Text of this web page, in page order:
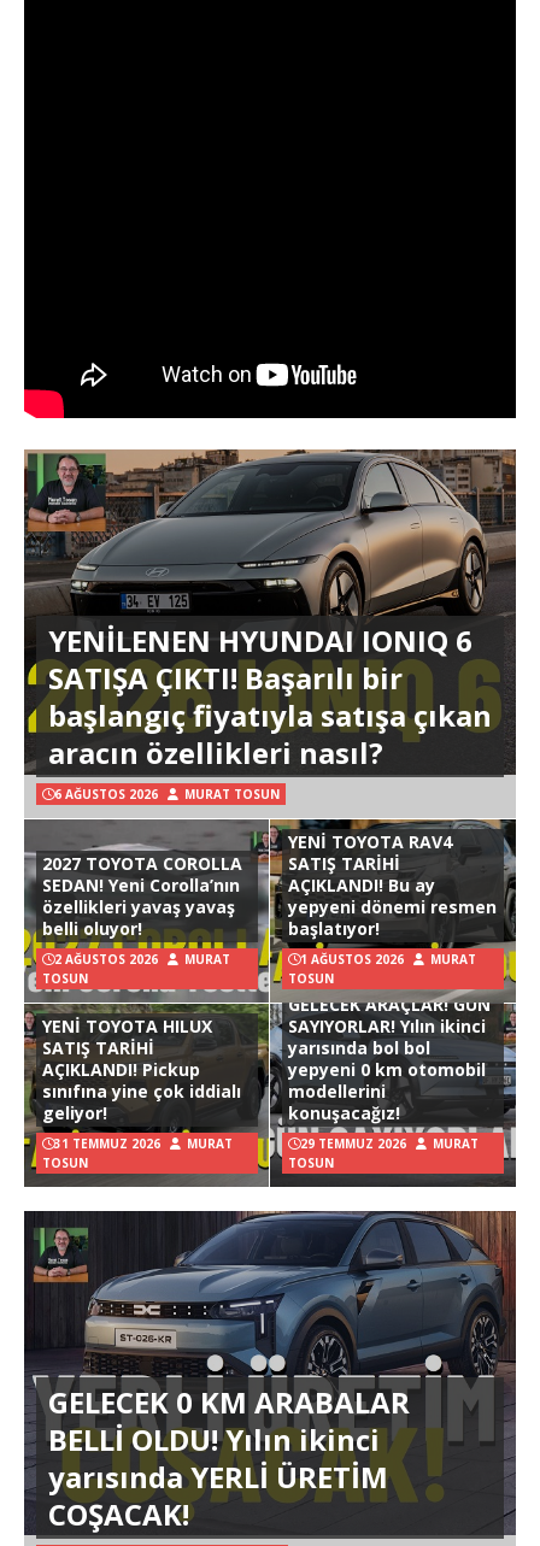
YENİLENEN HYUNDAI IONIQ 6
SATIŞA ÇIKTI! Başarılı bir
başlangıç fiyatıyla satışa çıkan
aracın özellikleri nasıl?
6 AĞUSTOS 2026 MURAT TOSUN
2027 TOYOTA COROLLA
SEDAN! Yeni Corolla’nın
özellikleri yavaş yavaş
belli oluyor!
2 AĞUSTOS 2026
MURAT
TOSUN
YENİ TOYOTA RAV4
SATIŞ TARİHİ
AÇIKLANDI! Bu ay
yepyeni dönemi resmen
başlatıyor!
1 AĞUSTOS 2026
MURAT
TOSUN
YENİ TOYOTA HILUX
SATIŞ TARİHİ
AÇIKLANDI! Pickup
sınıfına yine çok iddialı
geliyor!
31 TEMMUZ 2026
MURAT
TOSUN
GELECEK ARAÇLAR! GÜN
SAYIYORLAR! Yılın ikinci
yarısında bol bol
yepyeni 0 km otomobil
modellerini
konuşacağız!
29 TEMMUZ 2026
MURAT
TOSUN
GELECEK 0 KM ARABALAR
BELLİ OLDU! Yılın ikinci
yarısında YERLİ ÜRETİM
COŞACAK!